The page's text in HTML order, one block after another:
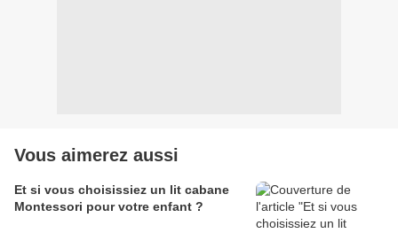
Vous aimerez aussi
Et si vous choisissiez un lit cabane
Montessori pour votre enfant ?